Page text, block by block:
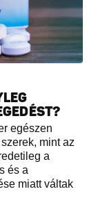
egészen
mint az
a
és a
miatt váltak